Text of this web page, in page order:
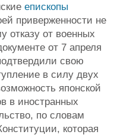
епископы
приверженности не
отказу от военных
от 7 апреля
свою
в силу двух
японской
в иностранных
по словам
которая